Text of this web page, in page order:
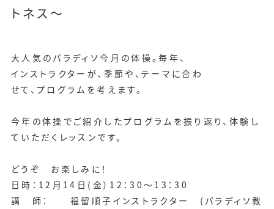
トネス～
大人気のパラディソ今月の体操。毎年、
インストラクターが、季節や、テーマに合わ
せて、プログラムを考えます。
今年の体操でご紹介したプログラムを振り返り、体験し
ていただくレッスンです。
どうぞ お楽しみに！
日時：12月14日(金）12：30～13：30
講 師： 福留順子インストラクター (パラディソ教